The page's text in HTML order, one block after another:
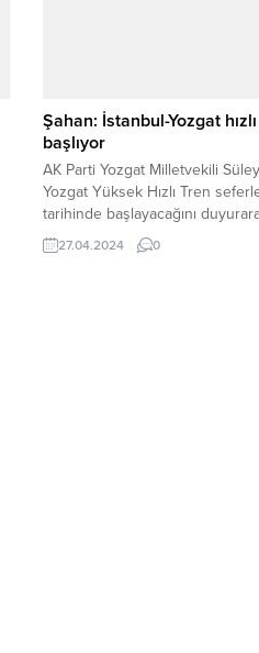
Şahan: İstanbul-Yozgat
başlıyor
AK Parti Yozgat Milletvekili
Yozgat Yüksek Hızlı Tren
tarihinde başlayacağını
olmasını temenni etti.
27.04.2024 0